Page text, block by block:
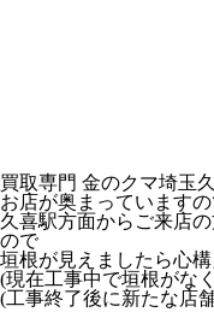
買取専門 金のクマ埼玉
お店が奥まっています
久喜駅方面からご来店
ので
垣根が見えましたら心
(現在工事中で垣根がな
(工事終了後に新たな店